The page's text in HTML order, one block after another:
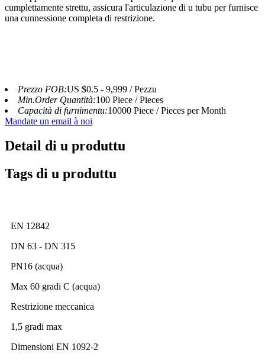
cumplettamente strettu, assicura l'articulazione di u tubu per furnisce
una cunnessione completa di restrizione.
Prezzo FOB:US $0.5 - 9,999 / Pezzu
Min.Order Quantità:100 Piece / Pieces
Capacità di furnimentu:10000 Piece / Pieces per Month
Mandate un email à noi
Detail di u produttu
Tags di u produttu
EN 12842
DN 63 - DN 315
PN16 (acqua)
Max 60 gradi C (acqua)
Restrizione meccanica
1,5 gradi max
Dimensioni EN 1092-2